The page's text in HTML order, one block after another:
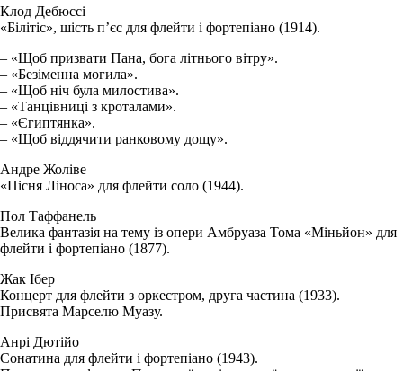
Клод Дебюссі
«Білітіс», шість п’єс для флейти і фортепіано (1914).
– «Щоб призвати Пана, бога літнього вітру».
– «Безіменна могила».
– «Щоб ніч була милостива».
– «Танцівниці з кроталами».
– «Єгиптянка».
– «Щоб віддячити ранковому дощу».
Андре Жоліве
«Пісня Ліноса» для флейти соло (1944).
Пол Таффанель
Велика фантазія на тему із опери Амбруаза Тома «Міньйон» для
флейти і фортепіано (1877).
Жак Ібер
Концерт для флейти з оркестром, друга частина (1933).
Присвята Марселю Муазу.
Анрі Дютійо
Сонатина для флейти і фортепіано (1943).